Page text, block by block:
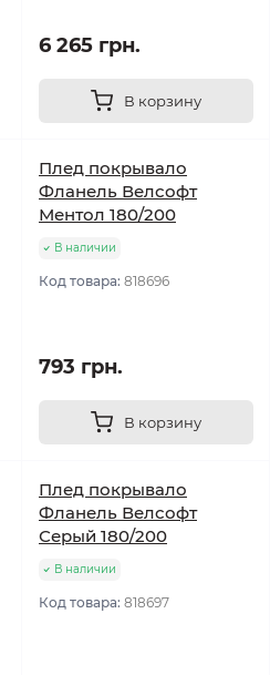
6 265 грн.
В корзину
Плед покрывало
Фланель Велсофт
Ментол 180/200
В наличии
Код товара: 818696
793 грн.
В корзину
Плед покрывало
Фланель Велсофт
Серый 180/200
В наличии
Код товара: 818697